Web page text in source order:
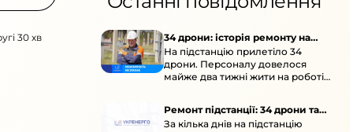
30 хв
34 дрони: історія ремонту на
підстанції
На підстанцію прилетіло 34
дрони. Персоналу довелося
майже два тижні жити на роботі
Ремонт підстанції: 34 дрони та
окупація
За кілька днів на підстанцію